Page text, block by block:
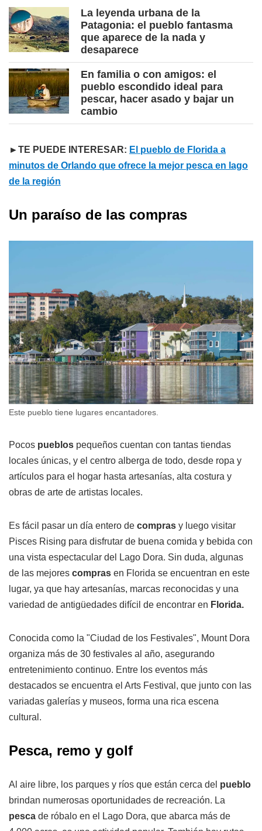
La leyenda urbana de la
Patagonia: el pueblo fantasma
que aparece de la nada y
desaparece
En familia o con amigos: el
pueblo escondido ideal para
pescar, hacer asado y bajar un
cambio
►TE PUEDE INTERESAR: El pueblo de Florida a
minutos de Orlando que ofrece la mejor pesca en lago
de la región
Un paraíso de las compras
Este pueblo tiene lugares encantadores.
Pocos pueblos pequeños cuentan con tantas tiendas
locales únicas, y el centro alberga de todo, desde ropa y
artículos para el hogar hasta artesanías, alta costura y
obras de arte de artistas locales.
Es fácil pasar un día entero de compras y luego visitar
Pisces Rising para disfrutar de buena comida y bebida con
una vista espectacular del Lago Dora. Sin duda, algunas
de las mejores compras en Florida se encuentran en este
lugar, ya que hay artesanías, marcas reconocidas y una
variedad de antigüedades difícil de encontrar en Florida.
Conocida como la "Ciudad de los Festivales", Mount Dora
organiza más de 30 festivales al año, asegurando
entretenimiento continuo. Entre los eventos más
destacados se encuentra el Arts Festival, que junto con las
variadas galerías y museos, forma una rica escena
cultural.
Pesca, remo y golf
Al aire libre, los parques y ríos que están cerca del pueblo
brindan numerosas oportunidades de recreación. La
pesca de róbalo en el Lago Dora, que abarca más de